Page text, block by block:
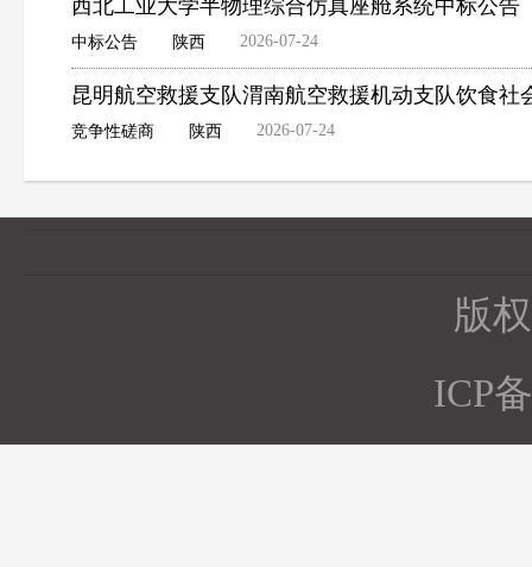
西北工业大学半物理综合仿真座舱系统中标公告
中标公告 陕西 2026-07-24
昆明航空救援支队渭南航空救援机动支队饮食社
竞争性磋商 陕西 2026-07-24
版
ICP